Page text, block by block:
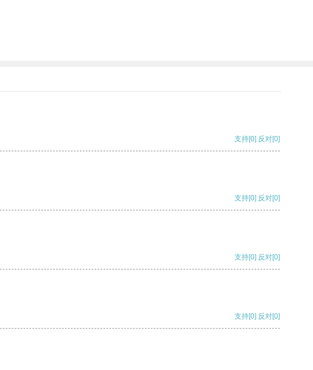
支持[0] 反对[0]
支持[0] 反对[0]
支持[0] 反对[0]
支持[0] 反对[0]